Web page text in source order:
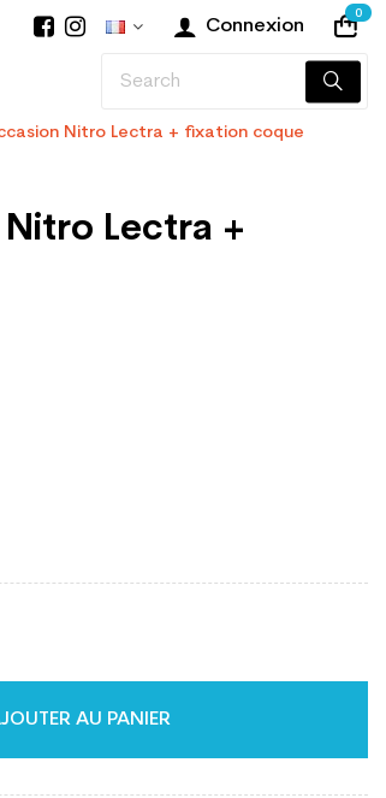
Connexion
0
Nitro Lectra + fixation coque
Lectra +
AU PANIER